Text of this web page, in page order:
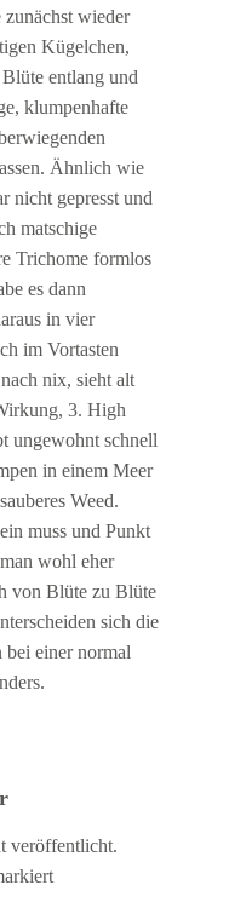
zunächst wieder
Kügelchen,
entlang und
klumpenhafte
Ähnlich wie
nicht gepresst und
matschige
Trichome formlos
es dann
in vier
im Vortasten
nix, sieht alt
3. High
ungewohnt schnell
in einem Meer
Weed.
muss und Punkt
wohl eher
von Blüte zu Blüte
sich die
bei einer normal
veröffentlicht.